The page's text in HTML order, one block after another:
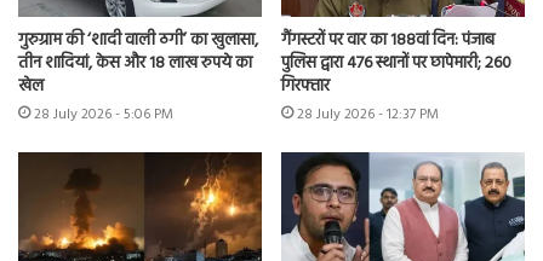
गुरुग्राम की ‘शादी वाली ठगी’ का खुलासा,
तीन शादियां, केस और 18 लाख रुपये का
खेल
28 July 2026 - 5:06 PM
गैंगस्टरों पर वार का 188वां दिन: पंजाब
पुलिस द्वारा 476 स्थानों पर छापेमारी; 260
गिरफ्तार
28 July 2026 - 12:37 PM